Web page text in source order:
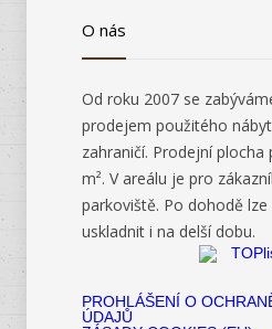
O nás
Od roku 2007 se
prodejem použitého
zahraničí. Prodejní plocha
m². V areálu je pro
parkoviště. Po dohodě
uskladnit i na delší dobu.
PROHLÁŠENÍ O
ÚDAJŮ